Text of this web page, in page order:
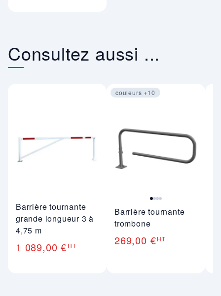
Consultez aussi ...
Barrière tournante
grande longueur 3 à
4,75 m
1 089,00 € HT
couleurs +10
Barrière tournante
trombone
269,00 €HT